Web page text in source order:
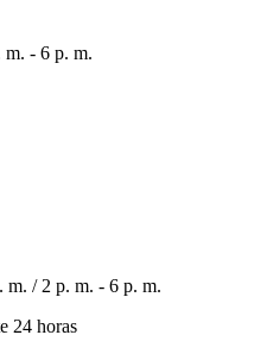
m. - 6 p. m.
m. / 2 p. m. - 6 p. m.
24 horas